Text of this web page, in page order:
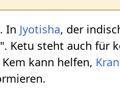
. In Jyotisha, der
Ketu steht auch für
kann helfen,